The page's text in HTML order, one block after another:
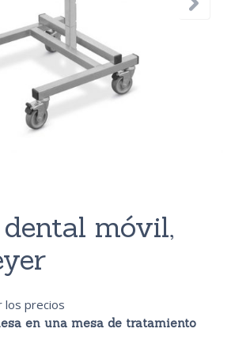
móvil,
los precios
en una mesa de tratamiento